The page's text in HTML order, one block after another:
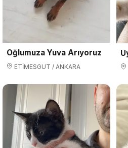
Oğlumuza Yuva Arıyoruz
ETİMESGUT / ANKARA